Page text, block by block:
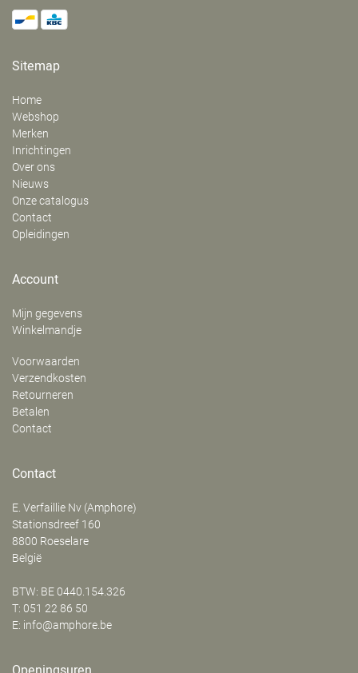
Sitemap
Home
Webshop
Merken
Inrichtingen
Over ons
Nieuws
Onze catalogus
Contact
Opleidingen
Account
Mijn gegevens
Winkelmandje
Voorwaarden
Verzendkosten
Retourneren
Betalen
Contact
Contact
E. Verfaillie Nv (Amphore)
‍Stationsdreef 160
8800 Roeselare
België
BTW: BE 0440.154.326
T: 051 22 86 50
E: info@amphore.be